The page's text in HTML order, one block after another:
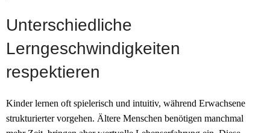
Unterschiedliche
Lerngeschwindigkeiten
respektieren
Kinder lernen oft spielerisch und intuitiv, während Erwachsene
strukturierter vorgehen. Ältere Menschen benötigen manchmal